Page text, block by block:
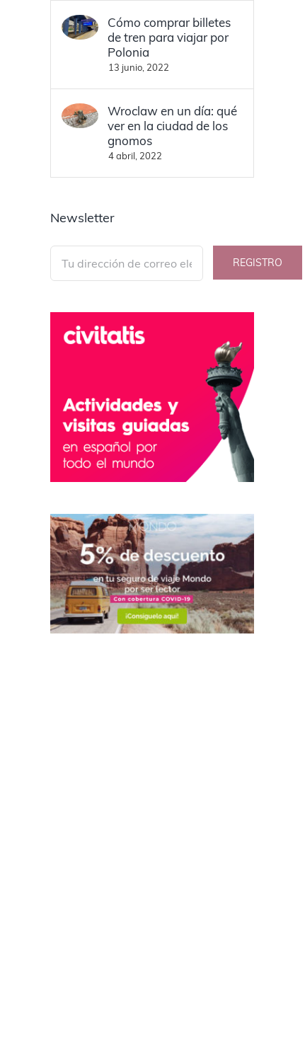
Cómo comprar billetes
de tren para viajar por
Polonia
13 junio, 2022
Wroclaw en un día: qué
ver en la ciudad de los
gnomos
4 abril, 2022
Newsletter